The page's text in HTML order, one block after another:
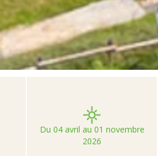
de vacances Seasonova>>
du Lac
Du 04 avril au 01 novembre
2026